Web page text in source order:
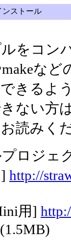
ンストール
ルをコン
など
きるよ
ない方
読みく
ロジェ
http://
用]
(1.5MB)